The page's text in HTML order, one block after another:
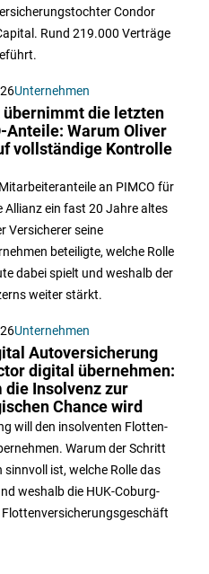
Condor
Rund 219.000 Verträge
Unternehmen
übernimmt die letzten
Anteile: Warum Oliver
vollständige Kontrolle
an PIMCO für
Allianz ein fast 20 Jahre altes
Versicherer seine
beteiligte, welche Rolle
dabei spielt und weshalb der
weiter stärkt.
Unternehmen
Autoversicherung
digital übernehmen:
die Insolvenz zur
Chance wird
will den insolventen Flotten-
Warum der Schritt
ist, welche Rolle das
weshalb die HUK-Coburg-